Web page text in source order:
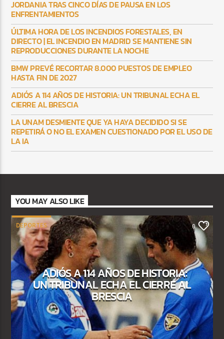
JORDANIA TRAS CINCO DÍAS DE PAUSA EN LOS
ENFRENTAMIENTOS
ÚLTIMA HORA DE LOS INCENDIOS FORESTALES, EN
DIRECTO | EL INCENDIO EN MADRID SE MANTIENE SIN
REPRODUCCIONES DURANTE LA NOCHE
BMW PREVÉ RECORTAR 8.000 PUESTOS DE EMPLEO
HASTA FIN DE 2027
ADIÓS A 114 AÑOS DE HISTORIA: UN TRIBUNAL ECHA EL
CIERRE AL BRESCIA
LA UNAM DESMIENTE QUE YA HAYA DECIDIDO SI SE
REPETIRÁ O NO EL EXAMEN CUESTIONADO POR EL USO DE
LA IA
YOU MAY ALSO LIKE
DEPORTES 0
ADIÓS A 114 AÑOS DE HISTORIA:
UN TRIBUNAL ECHA EL CIERRE AL
BRESCIA